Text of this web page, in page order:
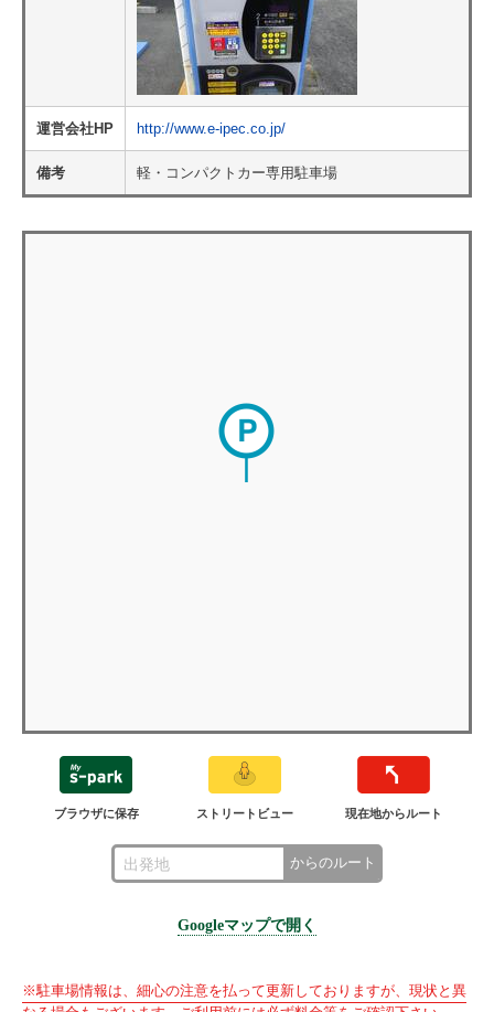
運営会社HP http://www.e-ipec.co.jp/
備考 軽・コンパクトカー専用駐車場
ブラウザに保存 ストリートビュー 現在地からルート
からのルート
Googleマップで開く
※駐車場情報は、細心の注意を払って更新しておりますが、現状と異